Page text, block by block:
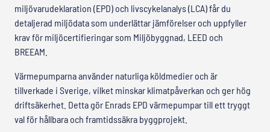
miljövarudeklaration (EPD) och livscykelanalys (LCA) får du
detaljerad miljödata som underlättar jämförelser och uppfyller
krav för miljöcertifieringar som Miljöbyggnad, LEED och
BREEAM.
Värmepumparna använder naturliga köldmedier och är
tillverkade i Sverige, vilket minskar klimatpåverkan och ger hög
driftsäkerhet. Detta gör Enrads EPD värmepumpar till ett tryggt
val för hållbara och framtidssäkra byggprojekt.